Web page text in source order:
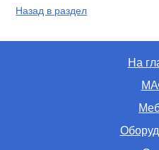
Назад в раздел
На